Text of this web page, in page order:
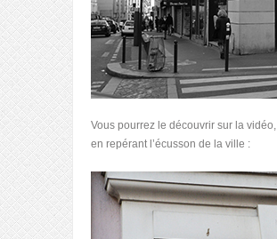
Vous pourrez le découvrir sur la vidéo,
en repérant l’écusson de la ville :